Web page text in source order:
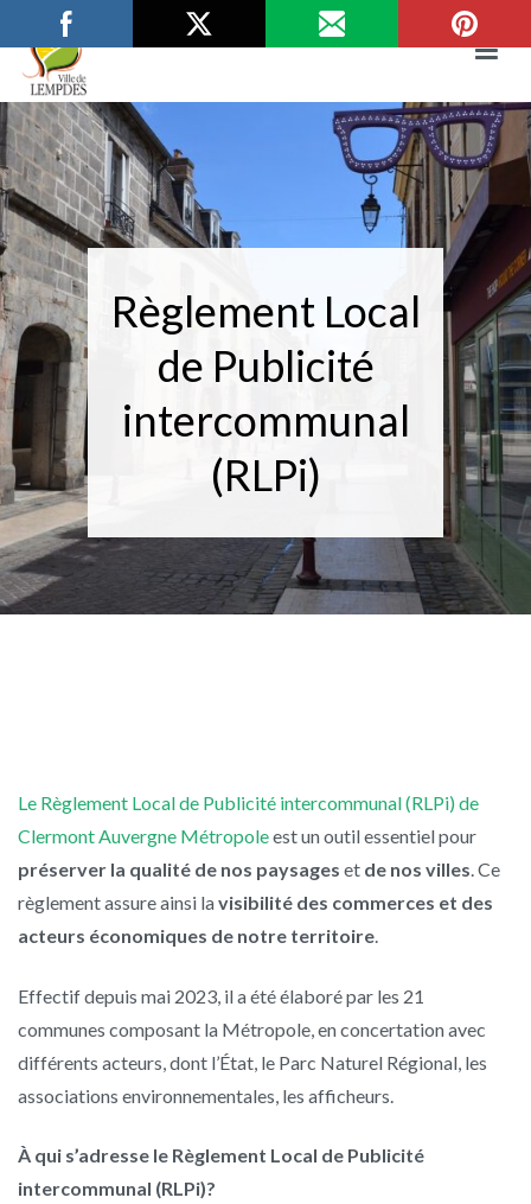
au
contenu
Mairie de Lempdes
Ville de Lempdes
Règlement Local
de Publicité
intercommunal
(RLPi)
Le Règlement Local de Publicité intercommunal (RLPi) de
Clermont Auvergne Métropoleest un outil essentiel pour
préserver la qualité de nos paysages et de nos villes. Ce
règlement assure ainsi lavisibilité des commerces et des
acteurs économiques de notre territoire.
Effectif depuis mai 2023, il a été élaboré par les 21
communes composant la Métropole, en concertation avec
différents acteurs, dont l’État, le Parc Naturel Régional, les
associations environnementales, les afficheurs.
À qui s’adresse le Règlement Local de Publicité
intercommunal (RLPi)?